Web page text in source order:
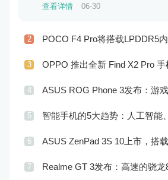
查看详情 06-30
2
3
4
5
6
7